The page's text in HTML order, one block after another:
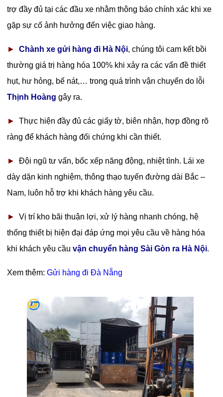
trợ đầy đủ tại các đầu xe nhằm thông báo chính xác khi xe
gặp sự cố ảnh hưởng đến việc giao hàng.
►Chành xe gửi hàng đi Hà Nội, chúng tôi cam kết bồi
thường giá trị hàng hóa 100% khi xảy ra các vấn đề thiết
hụt, hư hỏng, bể nát,… trong quá trình vận chuyển do lỗi
Thịnh Hoàng gây ra.
►Thực hiện đầy đủ các giấy tờ, biên nhận, hợp đồng rõ
ràng để khách hàng đối chứng khi cần thiết.
►Đội ngũ tư vấn, bốc xếp năng động, nhiệt tình. Lái xe
dày dặn kinh nghiệm, thông thạo tuyến đường dài Bắc –
Nam, luôn hỗ trợ khi khách hàng yêu cầu.
►Vị trí kho bãi thuận lợi, xử lý hàng nhanh chóng, hệ
thống thiết bị hiện đại đáp ứng mọi yêu cầu về hàng hóa
khi khách yêu cầuvận chuyển hàng Sài Gòn ra Hà Nội.
Xem thêm:Gửi hàng đi Đà Nẵng